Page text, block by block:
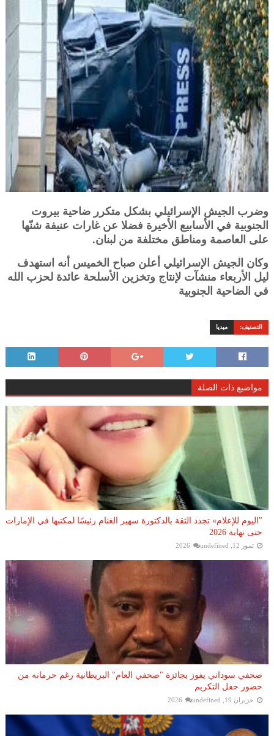
وضرب الجيش الإسرائيلي بشكل متكرر ضاحية بيروت
الجنوبية في الأسابيع الأخيرة فضلا عن غارات عنيفة شنّها
على العاصمة ومناطق مختلفة من لبنان.
وكان الجيش الإسرائيلي أعلن صباح الخميس أنه استهدف
ليل الأربعاء منشآت لإنتاج وتخزين الأسلحة عائدة لحزب الله
في الضاحية الجنوبية
التصنيف: ميديا
مواضيع ذات الصلة
"اليوم للإعلام» تجدد الثقة بالدكتورة سهير الغنام رئيسًا لمكتبها في الإمارات
حتى نهاية 2026
تموز 12, 2026 undefined
صحفي سوداني يفوز بجائزة "صحفي العام" البريطانية رغم حرمانه من
حضور حفل التكريم
حزيران 19, 2026 undefined